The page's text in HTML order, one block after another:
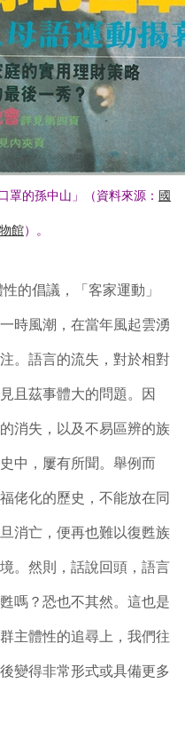
罩的孫中山」（資料來源： 國
館）。
倡議，「客家運動」
時風潮，在當年風起雲湧
。語言的流失，對於相對
且茲事體大的問題。因
消失，以及不易區辨的族
中，屢有所聞。舉例而
佬化的歷史，不能放在同
消亡，便再也難以復甦族
。然則，話說回頭，語言
嗎？恐也不其然。這也是
主體性的追尋上，我們往
變得非常形式或具備更多